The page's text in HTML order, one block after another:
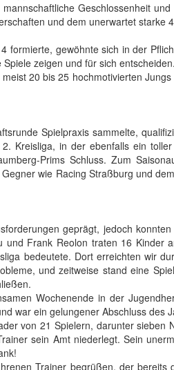
Geschlossenheit
und dem unerwartet starke
formierte, gewöhnte sich in der
zeigen und für sich entscheiden.
20 bis 25 hochmotivierten
Spielpraxis sammelte,
Kreisliga, in der ebenfalls ein
Prims Schluss. Zum
wie Racing Straßburg und
geprägt, jedoch
Frank Reolon traten 16 Kinder
bedeutete. Dort erreichten wir
und zeitweise stand eine
Wochenende in der
war ein gelungener Abschluss des
von 21 Spielern, darunter sieben
sein Amt niederlegt. Sein
Trainer begrüßen, der